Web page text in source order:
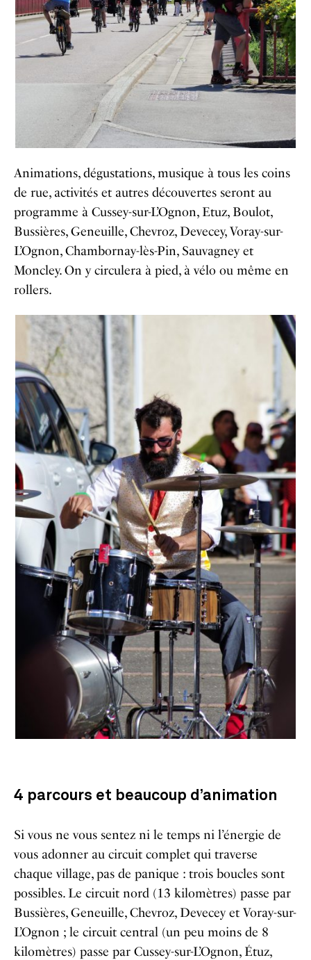
Animations, dégustations, musique à tous les coins
de rue, activités et autres découvertes seront au
programme à Cussey-sur-L’Ognon, Etuz, Boulot,
Bussières, Geneuille, Chevroz, Devecey, Voray-sur-
L’Ognon, Chambornay-lès-Pin, Sauvagney et
Moncley. On y circulera à pied, à vélo ou même en
rollers.
4 parcours et beaucoup d’animation
Si vous ne vous sentez ni le temps ni l’énergie de
vous adonner au circuit complet qui traverse
chaque village, pas de panique : trois boucles sont
possibles. Le circuit nord (13 kilomètres) passe par
Bussières, Geneuille, Chevroz, Devecey et Voray-sur-
L’Ognon ; le circuit central (un peu moins de 8
kilomètres) passe par Cussey-sur-L’Ognon, Étuz,